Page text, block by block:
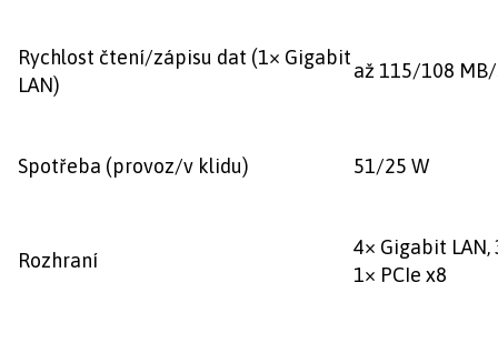
Rychlost čtení/zápisu dat (1× Gigabit
LAN)
až 115/108
Spotřeba (provoz/v klidu) 51/25 W
Rozhraní
4× Gigabit LAN,
1× PCIe x8